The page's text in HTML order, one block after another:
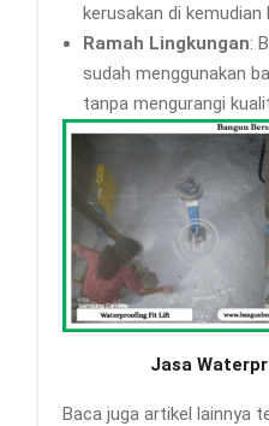
kerusakan di kemudian
Ramah Lingkungan:
sudah menggunakan
tanpa mengurangi
Jasa
Baca juga artikel lainnya